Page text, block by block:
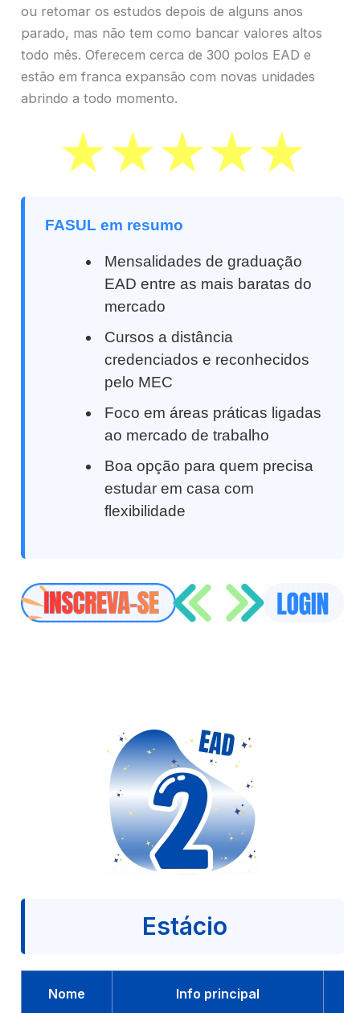
ou retomar os estudos depois de alguns anos
parado, mas não tem como bancar valores altos
todo mês. Oferecem cerca de 300 polos EAD e
estão em franca expansão com novas unidades
abrindo a todo momento.
FASUL em resumo
Mensalidades de graduação
EAD entre as mais baratas do
mercado
Cursos a distância
credenciados e reconhecidos
pelo MEC
Foco em áreas práticas ligadas
ao mercado de trabalho
Boa opção para quem precisa
estudar em casa com
flexibilidade
Estácio
Nome Info principal